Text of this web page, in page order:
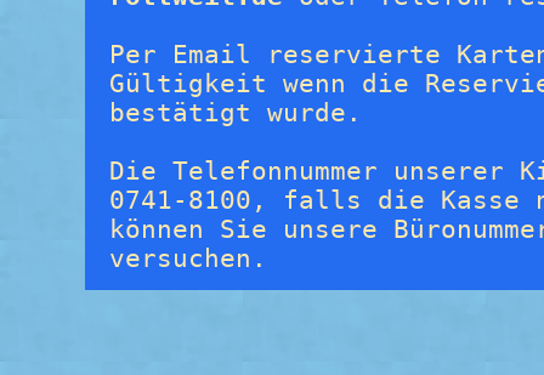
Per Email reservierte
Gültigkeit wenn die
bestätigt wurde.
Die Telefonnummer unserer
0741-8100, falls die
können Sie unsere
versuchen.